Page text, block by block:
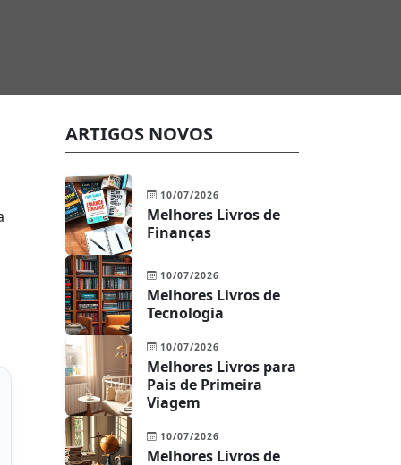
ARTIGOS NOVOS
10/07/2026
Melhores Livros de
Finanças
10/07/2026
Melhores Livros de
Tecnologia
10/07/2026
Melhores Livros para
Pais de Primeira
Viagem
10/07/2026
Melhores Livros de